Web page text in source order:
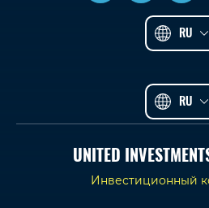
RU
RU
UNITED
Инвестиционный